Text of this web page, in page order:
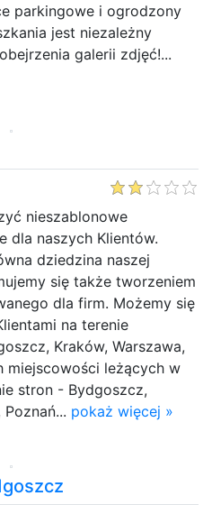
parkingowe i ogrodzony
jest niezależny
galerii zdjęć!...
nieszablonowe
dla naszych Klientów.
dziedzina naszej
się także tworzeniem
dla firm. Możemy się
na terenie
Kraków, Warszawa,
miejscowości leżących w
stron - Bydgoszcz,
pokaż więcej »